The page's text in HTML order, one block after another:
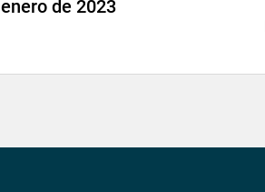
enero de 2023